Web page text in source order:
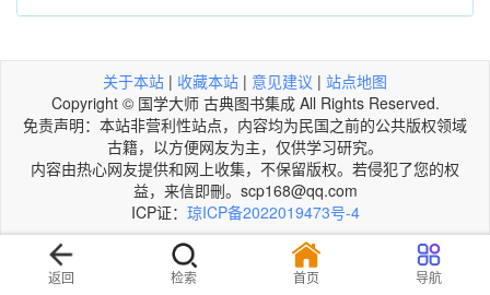
关于本站 | 收藏本站 | 意见建议 | 站点地图
Copyright © 国学大师 古典图书集成 All Rights Reserved.
免责声明：本站非营利性站点，内容均为民国之前的公共版权领域
古籍，以方便网友为主，仅供学习研究。
内容由热心网友提供和网上收集，不保留版权。若侵犯了您的权
益，来信即刪。scp168@qq.com
ICP证： 琼ICP备2022019473号-4
返回 检索 首页 导航